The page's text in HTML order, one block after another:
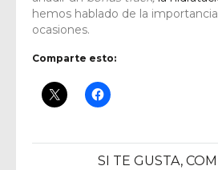
hemos hablado de la
ocasiones.
Comparte esto:
SI TE GUSTA,